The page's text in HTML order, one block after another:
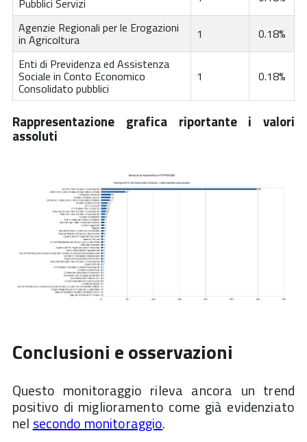
Pubblici Servizi
Agenzie Regionali per le Erogazioni
in Agricoltura 1
0.18%
Enti di Previdenza ed Assistenza
Sociale in Conto Economico
Consolidato pubblici
1 0.18%
Rappresentazione grafica riportante i valori
assoluti
Conclusioni e osservazioni
Questo monitoraggio rileva ancora un trend
positivo di miglioramento come già evidenziato
nelsecondo monitoraggio.